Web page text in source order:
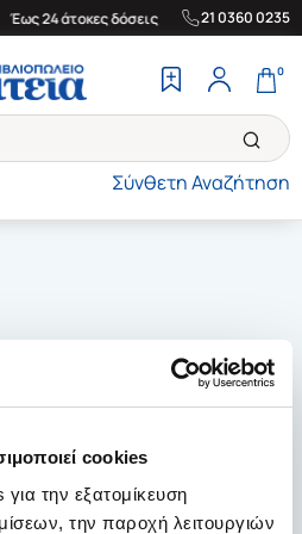
cookies
την εξατομίκευση
την παροχή λειτουργιών
Έως 24 άτοκες δόσεις | Δωρεάν
21 0360 0235
Σύνθετη Αναζήτηση
0